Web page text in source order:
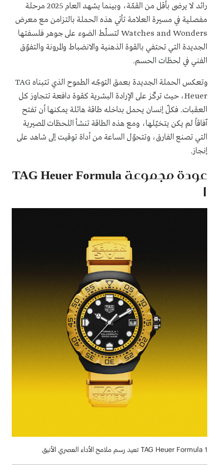
رائد لا يرضى بأقل من القمّة، وبينما يشهد العام 2025 مرحلة
مفصلية في مسيرة العلامة تأتي هذه الحملة بالتزامن مع معرض
Watches and Wonders لتسلّط الضوء على جوهر فلسفتها
الجديدة التي تحتفي بالقوة الذهنية والانضباط والمرونة والتفوّق
الفني في لحظات الحسم.
وتعكس الحملة الجديدة بعمق التوجّه الطموح الذي تتبناه TAG
Heuer، حيث تركّز على الإرادة البشرية كقوة دافعة تتجاوز كل
العقبات. فكلّ إنسان يحمل بداخله طاقة هائلة يمكنها أن تفتح
آفاقاً لم يكن يتخيّلها، ومع هذه الطاقة تنشأ اللحظات المصيرية
التي تصنع الفارق، وتتحوّل الساعة من أداة توقيت إلى شاهد على
إنجاز.
عودة مجموعة TAG Heuer Formula
1
TAG Heuer Formula 1 تعيد رسم ملامح الأداء العصري الأنيق